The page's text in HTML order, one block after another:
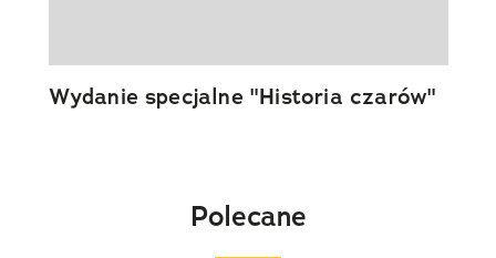
Wydanie specjalne "Historia czarów"
Polecane